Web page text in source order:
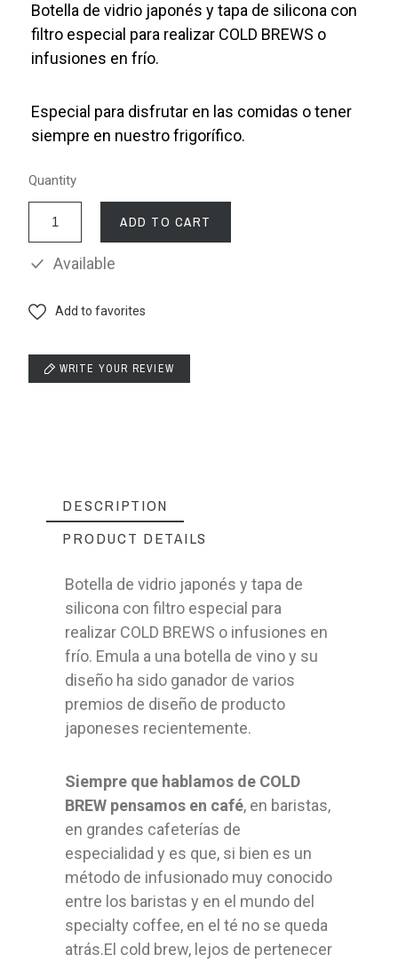
Botella de vidrio japonés y tapa de silicona con
filtro especial para realizar COLD BREWS o
infusiones en frío.
Especial para disfrutar en las comidas o tener
siempre en nuestro frigorífico.
Quantity
ADD TO CART
Available
Add to favorites
WRITE YOUR REVIEW
DESCRIPTION
PRODUCT DETAILS
Botella de vidrio japonés y tapa de
silicona con filtro especial para
realizar COLD BREWS o infusiones en
frío. Emula a una botella de vino y su
diseño ha sido ganador de varios
premios de diseño de producto
japoneses recientemente.
Siempre que hablamos de COLD
BREW pensamos en café, en baristas,
en grandes cafeterías de
especialidad y es que, si bien es un
método de infusionado muy conocido
entre los baristas y en el mundo del
specialty coffee, en el té no se queda
atrás.El cold brew, lejos de pertenecer